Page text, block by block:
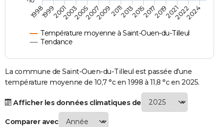
Dictionnaire
Biographies
Citations
Expressions
Proverbes
PROGRAMME TV
COPAINS D'AVANT
S'inscrire
Se connecter
Lycées
Collèges
Primaires
Universités
Entreprises
Service militaire
Avis de recherche
AVIS DE DÉCÈS
FORUM
Température moyenne à Saint-Ouen-du-Tilleul
Tendance
199819992001200320052007200920112013201520172019202120222024
La commune de Saint-Ouen-du-Tilleul est passée d'une
température moyenne de 10,7 °c en 1998 à 11,8 °c en 2025.
Afficher les données climatiques de
Comparer avec